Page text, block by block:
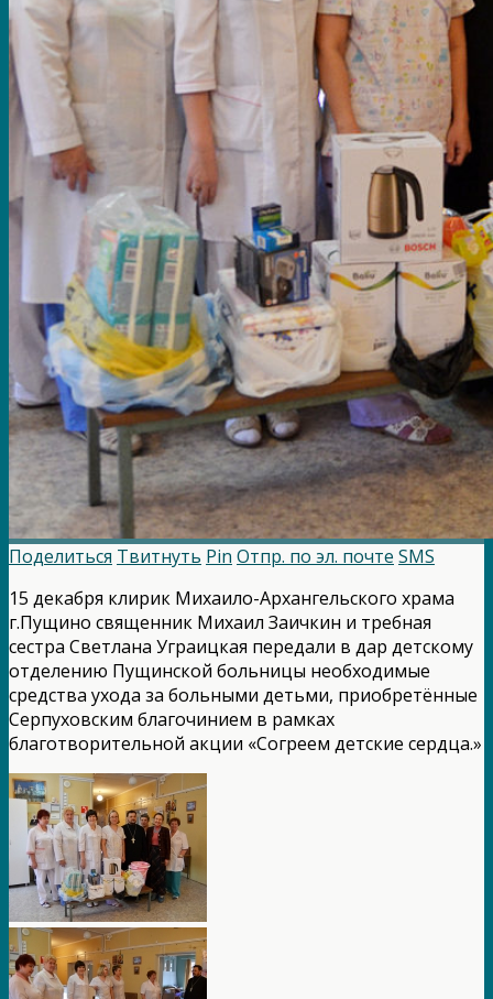
Поделиться Твитнуть Pin Отпр. по эл. почте SMS
15 декабря клирик Михаило-Архангельского храма
г.Пущино священник Михаил Заичкин и требная
сестра Светлана Уграицкая передали в дар детскому
отделению Пущинской больницы необходимые
средства ухода за больными детьми, приобретённые
Серпуховским благочинием в рамках
благотворительной акции «Согреем детские сердца.»